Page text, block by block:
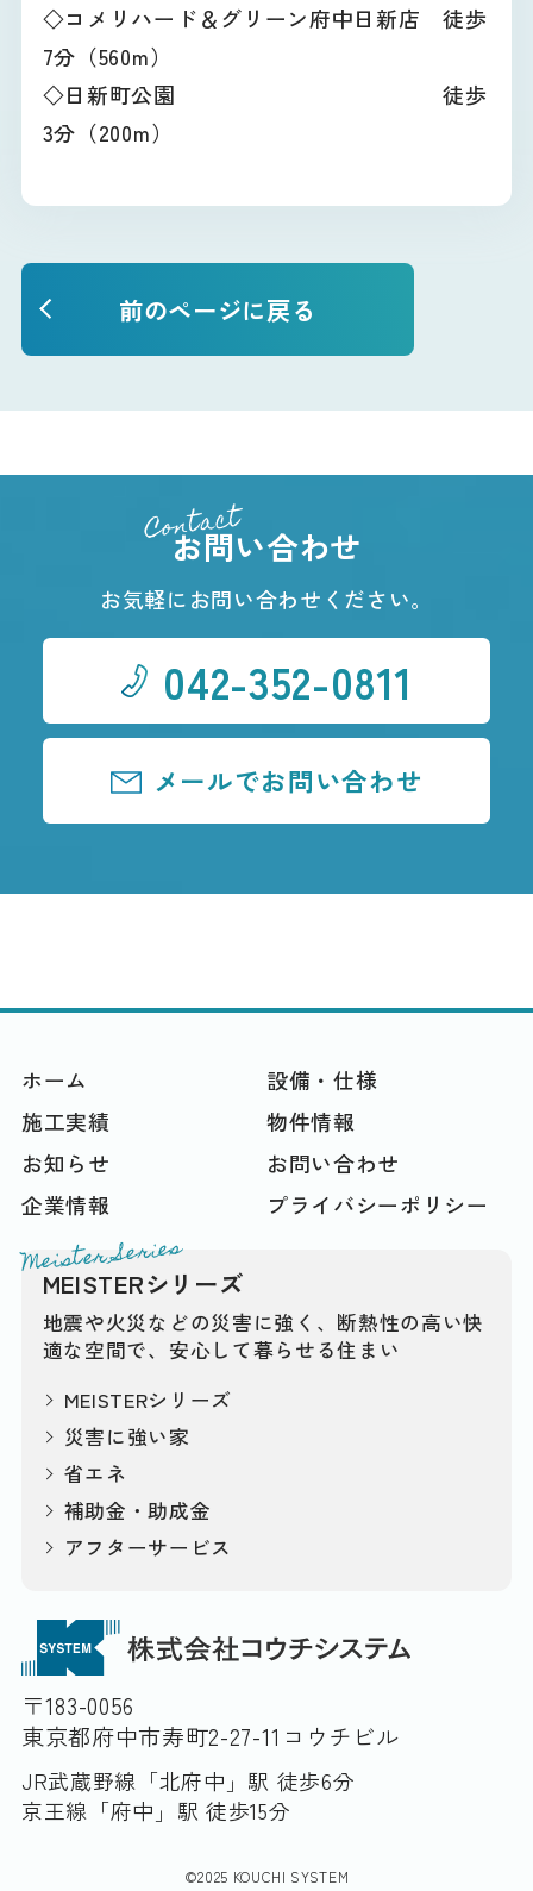
◇コメリハード＆グリーン府中日新店 徒歩
7分（560m）
◇日新町公園 徒歩
3分（200m）
前のページに戻る
Contact
お問い合わせ
お気軽にお問い合わせください。
042-352-0811
メールでお問い合わせ
ホーム
設備・仕様
施工実績
物件情報
お知らせ
お問い合わせ
企業情報
プライバシーポリシー
Meister Series
MEISTERシリーズ
地震や火災などの災害に強く、断熱性の高い快
適な空間で、安心して暮らせる住まい
MEISTERシリーズ
災害に強い家
省エネ
補助金・助成金
アフターサービス
〒183-0056
東京都府中市寿町2-27-11コウチビル
JR武蔵野線「北府中」駅 徒歩6分
京王線「府中」駅 徒歩15分
©2025 KOUCHI SYSTEM